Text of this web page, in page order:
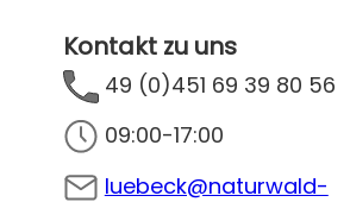
Kontakt zu uns
49 (0)451 69 39 80 56
09:00-17:00
luebeck@naturwald-